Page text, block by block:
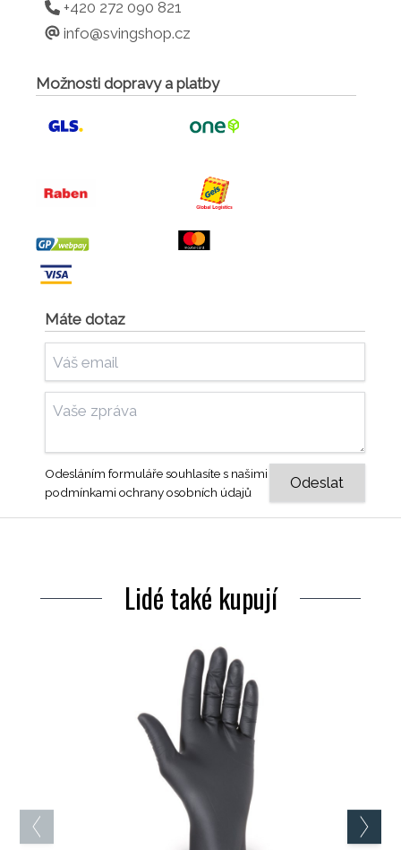
+420 272 090 821
info@svingshop.cz
Možnosti dopravy a platby
Máte dotaz
Odesláním formuláře souhlasíte s našimi
podmínkami ochrany osobních údajů
Lidé také kupují